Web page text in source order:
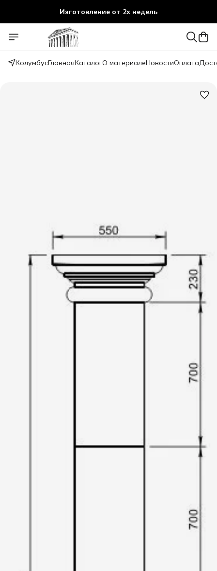
Изготовление от 2х недель
КолумбусГлавнаяКаталогО материалеНовостиОплата